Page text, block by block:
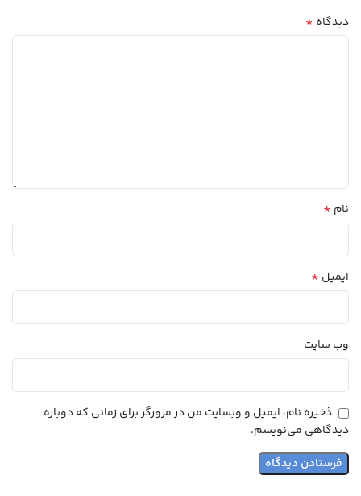
دیدگاه *
نام *
ایمیل *
وب‌ سایت
ذخیره نام، ایمیل و وبسایت من در مرورگر برای زمانی که دوباره
دیدگاهی می‌نویسم.